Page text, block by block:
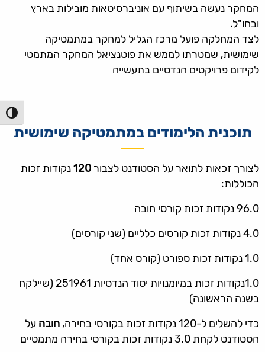
המחקר נעשה בשיתוף עם אוניברסיטאות מובילות בארץ
ובחו"ל.
לצד המחלקה פועל מרכז הגליל למחקר במתמטיקה
שימושית, שמטרתו לממש את פוטנציאל המחקר המתמטי
לקידום פרויקטים הנדסיים בתעשייה
תוכנית הלימודים במתמטיקה שימושית
לצורך זכאות לתואר על הסטודנט לצבור 120נקודות זכות
הכוללות:
96.0 נקודות זכות קורסי חובה
4.0 נקודות זכות קורסים כלליים (שני קורסים)
1.0 נקודות זכות ספורט (קורס אחד)
1.0נקודות זכות במיומנויות יסוד הנדסיות 251961 (שיילקח
בשנה הראשונה)
כדי להשלים ל-120 נקודות זכות בקורסי בחירה,
חובה על
הסטודנט לקחת 3.0 נקודות זכות בקורסי בחירה מתמטיים